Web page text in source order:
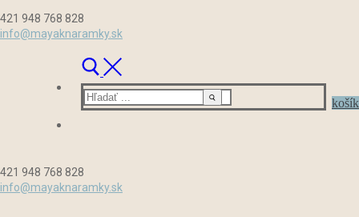
na
421 948 768 828
info@mayaknaramky.sk
Hľadať:
košík
421 948 768 828
info@mayaknaramky.sk